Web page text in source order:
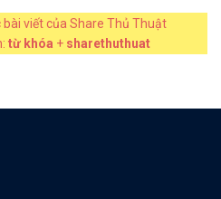
viết của Share Thủ Thuật
từ khóa + sharethuthuat